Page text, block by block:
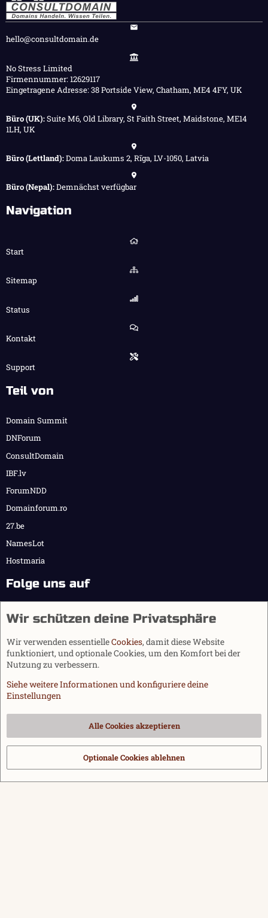
hello@consultdomain.de
No Stress Limited
Firmennummer: 12629117
Eingetragene Adresse: 38 Portside View, Chatham, ME4 4FY, UK
Büro (UK):Suite M6, Old Library, St Faith Street, Maidstone, ME14
1LH, UK
Büro (Lettland):Doma Laukums 2, Rīga, LV-1050, Latvia
Büro (Nepal):Demnächst verfügbar
Navigation
Start
Sitemap
Status
Kontakt
Support
Teil von
Domain Summit
DNForum
ConsultDomain
IBF.lv
ForumNDD
Domainforum.ro
27.be
NamesLot
Hostmaria
Folge uns auf
Cookies
Datenschutz
Hilfe und Impressum
Start
S
Community platform by XenForo® © 2010-2026 XenForo Ltd.
via s9e/MediaSites
Wir schützen deine Privatsphäre
Wir verwenden essentielleCookies, damit diese Website
funktioniert, und optionale Cookies, um den Komfort bei der
Nutzung zu verbessern.
Siehe weitere Informationen und konfiguriere deine
Einstellungen
Alle Cookies akzeptieren
Optionale Cookies ablehnen